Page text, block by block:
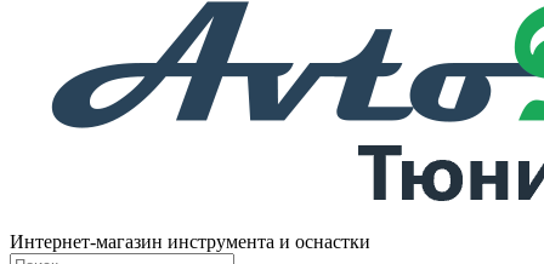
Интернет-магазин инструмента и оснастки